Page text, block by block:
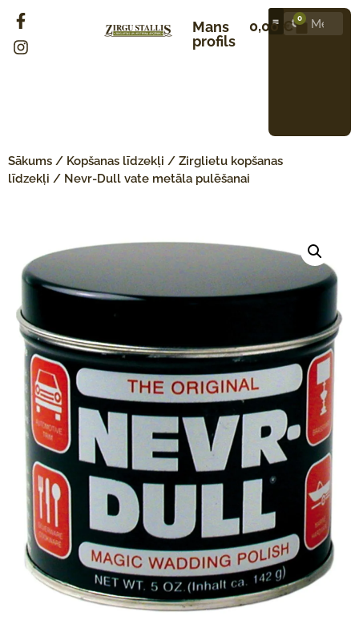
Mans
profils
0,00 € 0
Sākums / Kopšanas līdzekļi / Zirglietu kopšanas
līdzekļi / Nevr-Dull vate metāla pulēšanai